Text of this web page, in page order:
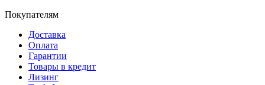
Покупателям
Доставка
Оплата
Гарантии
Товары в кредит
Лизинг